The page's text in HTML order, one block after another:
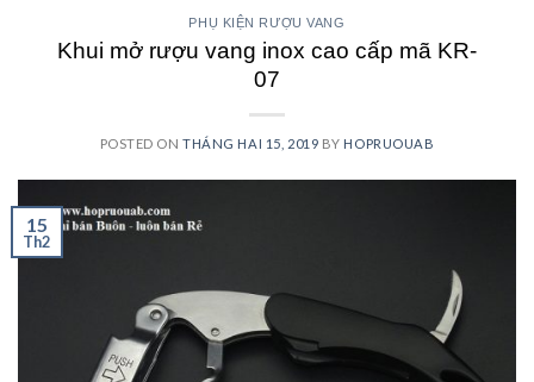
PHỤ KIỆN RƯỢU VANG
Khui mở rượu vang inox cao cấp mã KR-
07
POSTED ONTHÁNG HAI 15, 2019 BY HOPRUOUAB
15
Th2